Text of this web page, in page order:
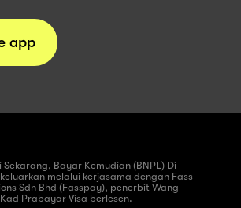
app
Sekarang, Bayar Kemudian (BNPL) Di
melalui kerjasama dengan Fass
Sdn Bhd (Fasspay), penerbit Wang
Prabayar Visa berlesen.